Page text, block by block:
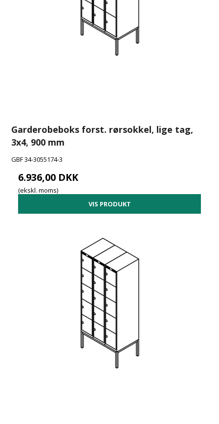
Garderobeboks forst. rørsokkel, lige tag,
3x4, 900 mm
GBF 34-3055174-3
6.936,00 DKK
(ekskl. moms)
VIS PRODUKT